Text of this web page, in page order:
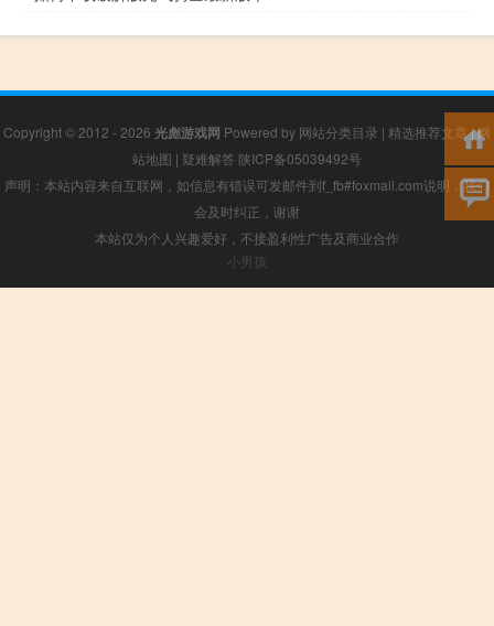
Copyright © 2012 - 2026 光彪游戏网 Powered by 网站分类目录 | 精选推荐文章|网
站地图 | 疑难解答 陕ICP备05039492号
声明：本站内容来自互联网，如信息有错误可发邮件到f_fb#foxmail.com说明，我们
会及时纠正，谢谢
本站仅为个人兴趣爱好，不接盈利性广告及商业合作
小男孩